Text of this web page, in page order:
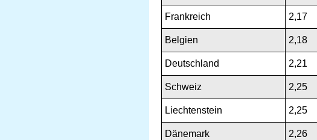
Frankreich 2,17
Belgien 2,18
Deutschland 2,21
Schweiz 2,25
Liechtenstein 2,25
Dänemark 2,26